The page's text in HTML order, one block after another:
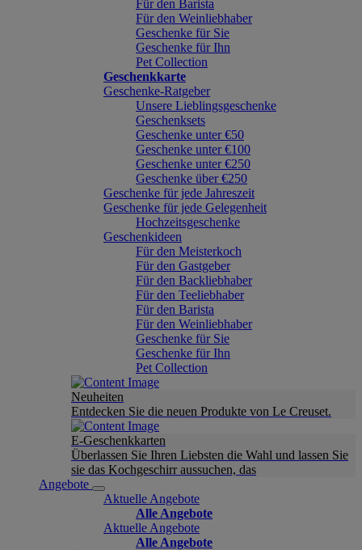
Für den Barista
Für den Weinliebhaber
Geschenke für Sie
Geschenke für Ihn
Pet Collection
Geschenkkarte
Geschenke-Ratgeber
Unsere Lieblingsgeschenke
Geschenksets
Geschenke unter €50
Geschenke unter €100
Geschenke unter €250
Geschenke über €250
Geschenke für jede Jahreszeit
Geschenke für jede Gelegenheit
Hochzeitsgeschenke
Geschenkideen
Für den Meisterkoch
Für den Gastgeber
Für den Backliebhaber
Für den Teeliebhaber
Für den Barista
Für den Weinliebhaber
Geschenke für Sie
Geschenke für Ihn
Pet Collection
Neuheiten
Entdecken Sie die neuen Produkte von Le Creuset.
E-Geschenkkarten
Überlassen Sie Ihren Liebsten die Wahl und lassen Sie
sie das Kochgeschirr aussuchen, das
Angebote
Aktuelle Angebote
Alle Angebote
Aktuelle Angebote
Alle Angebote